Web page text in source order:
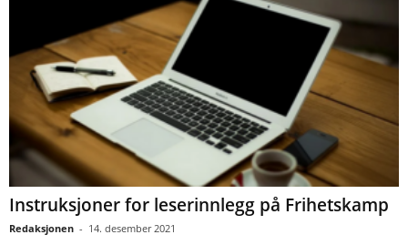
Instruksjoner for leserinnlegg på Frihetskamp
Redaksjonen - 14. desember 2021